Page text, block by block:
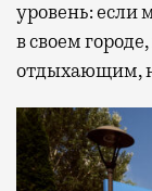
уровень: если
в своем
отдыхающим,